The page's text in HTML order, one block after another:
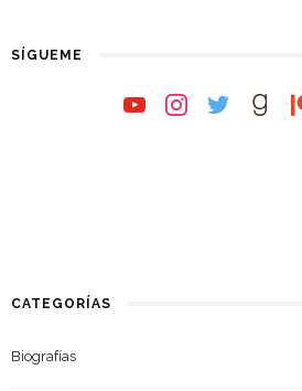
SÍGUEME
youtubeinstagramtwitter
CATEGORÍAS
Biografías